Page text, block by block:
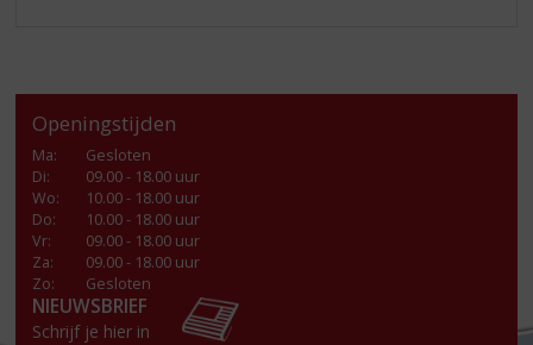
Openingstijden
Ma:
Gesloten
Di:
09.00 - 18.00 uur
Wo:
10.00 - 18.00 uur
Do:
10.00 - 18.00 uur
Vr:
09.00 - 18.00 uur
Za:
09.00 - 18.00 uur
Zo:
Gesloten
NIEUWSBRIEF
Schrijf je hier in